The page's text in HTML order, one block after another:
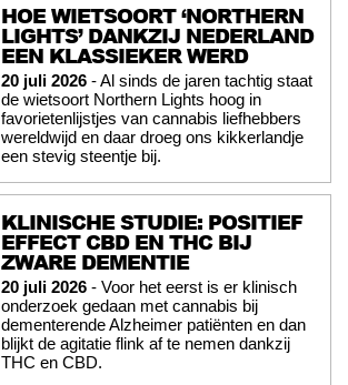
HOE WIETSOORT ‘NORTHERN
LIGHTS’ DANKZIJ NEDERLAND
EEN KLASSIEKER WERD
20 juli 2026 - Al sinds de jaren tachtig staat
de wietsoort Northern Lights hoog in
favorietenlijstjes van cannabis liefhebbers
wereldwijd en daar droeg ons kikkerlandje
een stevig steentje bij.
KLINISCHE STUDIE: POSITIEF
EFFECT CBD EN THC BIJ
ZWARE DEMENTIE
20 juli 2026 - Voor het eerst is er klinisch
onderzoek gedaan met cannabis bij
dementerende Alzheimer patiënten en dan
blijkt de agitatie flink af te nemen dankzij
THC en CBD.